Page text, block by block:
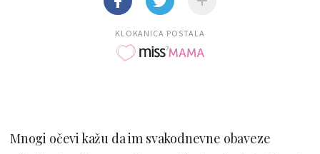
KLOKANICA POSTALA
Mnogi očevi kažu da im svakodnevne obaveze